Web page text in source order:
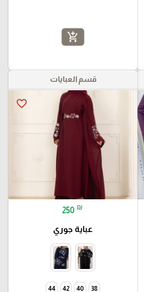
add_shopping_cart
قسم العبايات
favorite_border
250 ₪
عباية جوري
38
40
42
44